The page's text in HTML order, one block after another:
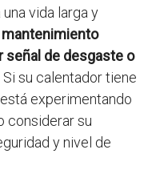
vida larga y
señal de desgaste o
Si su calentador tiene
experimentando
considerar su
y nivel de